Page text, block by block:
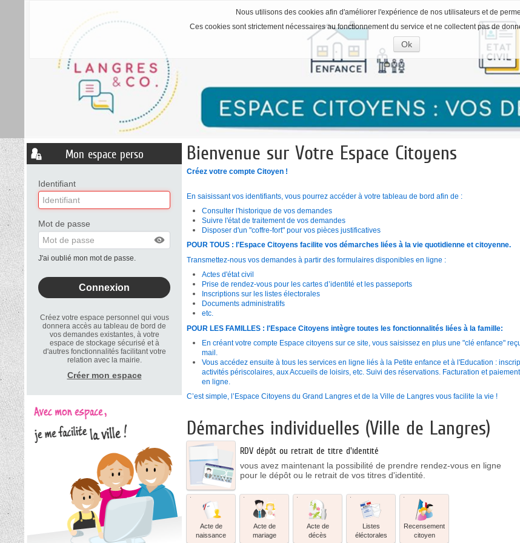
Nous utilisons des cookies afin d'améliorer l'expérience de nos utilisateurs et de
Ces cookies sont strictement nécessaires au fonctionnement du service et ne collectent pas de
Ok
Accepter
Liste
des
avertissements
Mon espace perso
Identifiant
Mot de passe
J'ai oublié mon mot de passe.
Créez votre espace personnel qui vous
donnera accès au tableau de bord de
vos demandes existantes, à votre
espace de stockage sécurisé et à
d'autres fonctionnalités facilitant votre
relation avec la mairie.
Créer mon espace
Bienvenue sur Votre Espace Citoyens
Créez votre compte Citoyen !
En saisissant vos identifiants, vous pourrez accéder à votre tableau de bord afin de :
Consulter l'historique de vos demandes
Suivre l'état de traitement de vos demandes
Disposer d'un "coffre-fort" pour vos pièces justificatives
POUR TOUS : l'Espace Citoyens facilite vos démarches liées à la vie quotidienne et citoyenne.
Transmettez-nous vos demandes à partir des formulaires disponibles en ligne :
Actes d'état civil
Prise de rendez-vous pour les cartes d’identité et les passeports
Inscriptions sur les listes électorales
Documents administratifs
etc.
POUR LES FAMILLES : l'Espace Citoyens intègre toutes les fonctionnalités liées à la famille:
En créant votre compte Espace citoyens sur ce site, vous saisissez en plus une "clé enfance"
mail.
Vous accédez ensuite à tous les services en ligne liés à la Petite enfance et à l'Education :
activités périscolaires, aux Accueils de loisirs, etc. Suivi des réservations. Facturation et
en ligne.
C’est simple, l’Espace Citoyens du Grand Langres et de la Ville de Langres vous facilite la vie !
Démarches individuelles (Ville de Langres)
RDV dépôt ou retrait de titre d'identité
vous avez maintenant la possibilité de prendre rendez-vous en ligne
pour le dépôt ou le retrait de vos titres d'identité.
Acte
naissance
Acte de
naissance
Acte
mariage
Acte de
mariage
Acte
décès
Acte de
décès
Listes
éléctorales
Listes
éléctorales
Recensement
citoyen
Recensement
citoyen